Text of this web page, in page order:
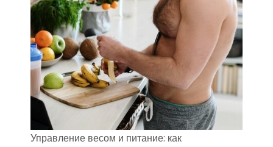
Управление весом и питание: как